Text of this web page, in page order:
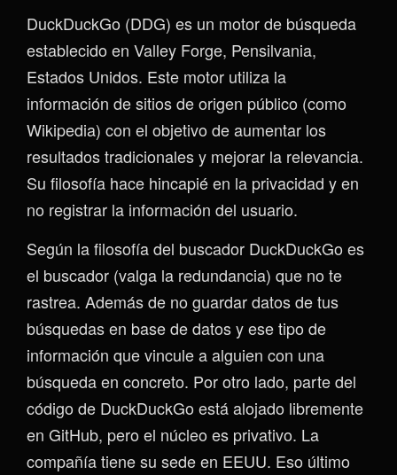
DuckDuckGo (DDG) es un motor de búsqueda
establecido en Valley Forge, Pensilvania,
Estados Unidos. Este motor utiliza la
información de sitios de origen público (como
Wikipedia) con el objetivo de aumentar los
resultados tradicionales y mejorar la relevancia.
Su filosofía hace hincapié en la privacidad y en
no registrar la información del usuario.
Según la filosofía del buscador DuckDuckGo es
el buscador (valga la redundancia) que no te
rastrea. Además de no guardar datos de tus
búsquedas en base de datos y ese tipo de
información que vincule a alguien con una
búsqueda en concreto. Por otro lado, parte del
código de DuckDuckGo está alojado libremente
en GitHub, pero el núcleo es privativo. La
compañía tiene su sede en EEUU. Eso último